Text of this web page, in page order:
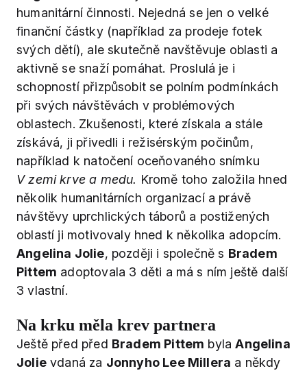
humanitární činnosti. Nejedná se jen o velké
finanční částky (například za prodeje fotek
svých dětí), ale skutečně navštěvuje oblasti a
aktivně se snaží pomáhat. Proslulá je i
schopností přizpůsobit se polním podmínkách
při svých návštěvách v problémových
oblastech. Zkušenosti, které získala a stále
získává, ji přivedli i režisérským počinům,
například k natočení oceňovaného snímku
V zemi krve a medu. Kromě toho založila hned
několik humanitárních organizací a právě
návštěvy uprchlických táborů a postižených
oblastí ji motivovaly hned k několika adopcím.
Angelina Jolie, později i společně s Bradem
Pittem adoptovala 3 děti a má s ním ještě další
3 vlastní.
Na krku měla krev partnera
Ještě před před Bradem Pittem bylaAngelina
Jolievdaná za Jonnyho Lee Millera a někdy